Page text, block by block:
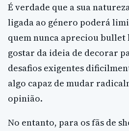
É verdade que a sua
ligada ao género poderá
quem nunca apreciou bullet
gostar da ideia de decorar
desafios exigentes
algo capaz de mudar
opinião.
No entanto, para os fãs de